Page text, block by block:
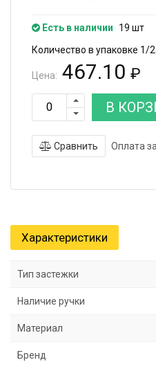
Есть в наличии
19 шт
Количество в упаковке 1/
Цена: 467.10 ₽
В
Сравнить Оплата
Характеристики
Тип застежки
Наличие ручки
Материал
Бренд